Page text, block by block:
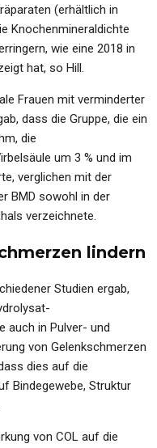
(erhältlich in
Knochenmineraldichte
wie eine 2018 in
hat, so Hill.
Frauen mit verminderter
dass die Gruppe, die ein
die
um 3 % und im
verglichen mit der
BMD sowohl in der
verzeichnete.
lindern
Studien ergab,
auch in Pulver- und
von Gelenkschmerzen
dies auf die
Bindegewebe, Struktur
von COL auf die